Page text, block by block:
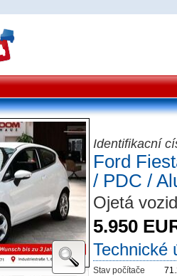
Identifikacní
Ford
/ PDC /
Ojetá
5.950
Technické
Stav počítače